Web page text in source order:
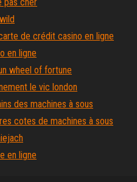
de crédit casino en ligne
en ligne
wheel of fortune
le vic london
des machines à sous
cotes de machines à sous
en ligne